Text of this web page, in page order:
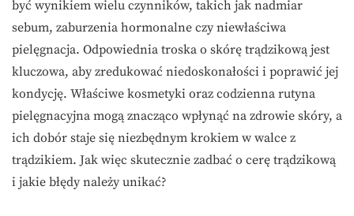
być wynikiem wielu czynników, takich jak nadmiar
sebum, zaburzenia hormonalne czy niewłaściwa
pielęgnacja. Odpowiednia troska o skórę trądzikową jest
kluczowa, aby zredukować niedoskonałości i poprawić jej
kondycję. Właściwe kosmetyki oraz codzienna rutyna
pielęgnacyjna mogą znacząco wpłynąć na zdrowie skóry, a
ich dobór staje się niezbędnym krokiem w walce z
trądzikiem. Jak więc skutecznie zadbać o cerę trądzikową
i jakie błędy należy unikać?